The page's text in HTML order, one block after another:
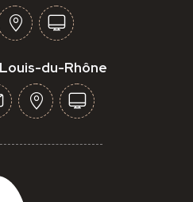
du-Rhône